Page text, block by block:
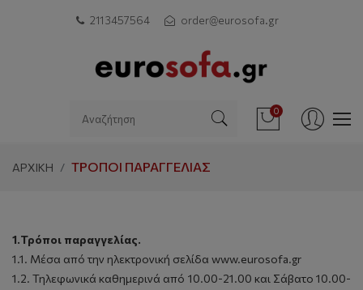
211 3457564 order@eurosofa.gr
0
ΑΡΧΙΚΗ ΤΡΌΠΟΙ ΠΑΡΑΓΓΕΛΊΑΣ
1.Τρόποι παραγγελίας.
1.1. Μέσα από την ηλεκτρονική σελίδα www.eurosofa.gr
1.2. Τηλεφωνικά καθημερινά από 10.00-21.00 και Σάβατο 10.00-